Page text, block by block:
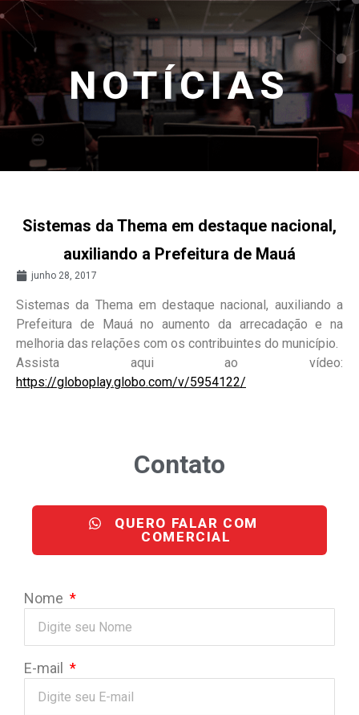
NOTÍCIAS
Sistemas da Thema em destaque nacional,
auxiliando a Prefeitura de Mauá
junho 28, 2017
Sistemas da Thema em destaque nacional, auxiliando a
Prefeitura de Mauá no aumento da arrecadação e na
melhoria das relações com os contribuintes do município.
Assista aqui ao vídeo:
https://globoplay.globo.com/v/5954122/
Contato
QUERO FALAR COM
COMERCIAL
Nome
E-mail